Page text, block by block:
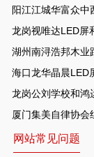
阳江江城华富众中
龙岗视唯达LED屏
湖州南浔浩邦木业
海口龙华晶晨LED
龙岗公刘学校和鸿
厦门集美自律协会
网站常见问题